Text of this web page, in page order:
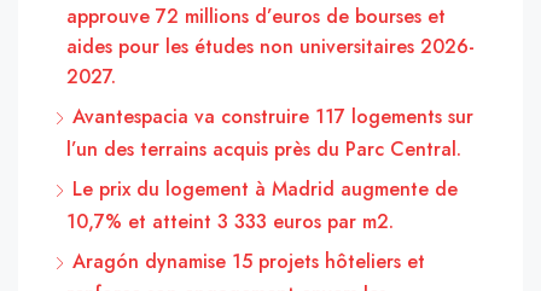
approuve 72 millions d’euros de bourses et
aides pour les études non universitaires 2026-
2027.
Avantespacia va construire 117 logements sur
l’un des terrains acquis près du Parc Central.
Le prix du logement à Madrid augmente de
10,7% et atteint 3 333 euros par m2.
Aragón dynamise 15 projets hôteliers et